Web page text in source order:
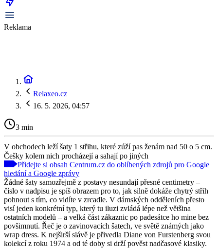
Reklama
Relaxeo.cz
16. 5. 2026, 04:57
3 min
V obchodech leží šaty 1 střihu, které zúží pas ženám nad 50 o 5 cm.
Češky kolem nich procházejí a sahají po jiných
Přidejte si obsah Centrum.cz do oblíbených zdrojů pro Google
hledání a Google zprávy
Žádné šaty samozřejmě z postavy nesundají přesné centimetry –
číslo v nadpisu je spíš obrazem pro to, jak silně dokáže chytrý střih
pohnout s tím, co vidíte v zrcadle. V dámských odděleních přesto
visí jeden konkrétní typ, který tu iluzi zvládá lépe než většina
ostatních modelů – a velká část zákaznic po padesátce ho mine bez
povšimnutí. Řeč je o zavinovacích šatech, ve světě známých jako
wrap dress. K nejširší slávě je přivedla Diane von Furstenberg svou
kolekcí z roku 1974 a od té doby si drží pověst nadčasové klasiky.